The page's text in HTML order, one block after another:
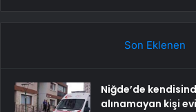
Son Eklenen
Niğde’de
alınamayan kişi